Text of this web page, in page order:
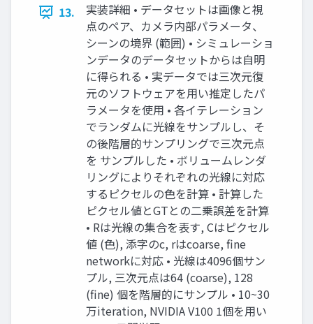
13.
実装詳細 • データセットは画像と視
点のペア、カメラ内部パラメータ、
シーンの境界 (範囲) • シミュレーショ
ンデータのデータセットからは⾃明
に得られる • 実データでは三次元復
元のソフトウェアを⽤い推定したパ
ラメータを使⽤ • 各イテレーション
でランダムに光線をサンプルし、そ
の後階層的サンプリングで三次元点
を サンプルした • ボリュームレンダ
リングによりそれぞれの光線に対応
するピクセルの⾊を計算 • 計算した
ピクセル値とGTとの⼆乗誤差を計算
• Rは光線の集合を表す, Cはピクセル
値 (⾊), 添字のc, rはcoarse, fine
networkに対応 • 光線は4096個サン
プル, 三次元点は64 (coarse), 128
(fine) 個を階層的にサンプル • 10~30
万iteration, NVIDIA V100 1個を⽤い